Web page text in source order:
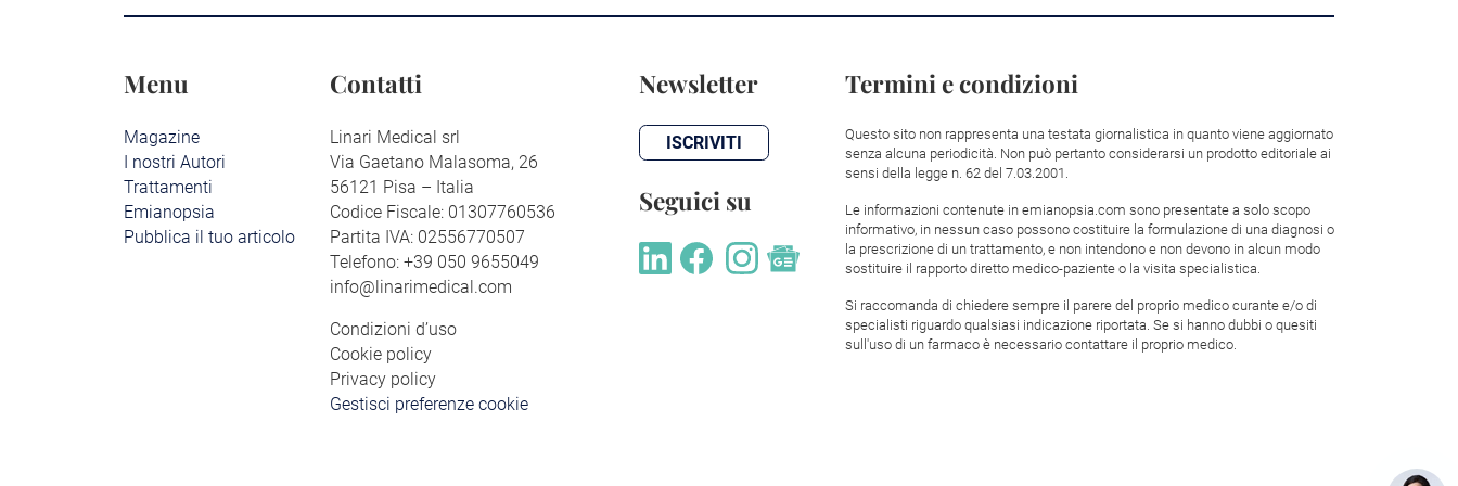
Menu
Magazine
I nostri Autori
Trattamenti
Emianopsia
Pubblica il tuo articolo
Contatti
Linari Medical srl
Via Gaetano Malasoma, 26
56121 Pisa – Italia
Codice Fiscale: 01307760536
Partita IVA: 02556770507
Telefono: +39 050 9655049
info@linarimedical.com
Condizioni d’uso
Cookie policy
Privacy policy
Gestisci preferenze cookie
Newsletter
ISCRIVITI
Seguici su
Termini e condizioni
Questo sito non rappresenta una testata giornalistica in quanto viene aggiornato
senza alcuna periodicità. Non può pertanto considerarsi un prodotto editoriale ai
sensi della legge n. 62 del 7.03.2001.
Le informazioni contenute in emianopsia.com sono presentate a solo scopo
informativo, in nessun caso possono costituire la formulazione di una diagnosi o
la prescrizione di un trattamento, e non intendono e non devono in alcun modo
sostituire il rapporto diretto medico-paziente o la visita specialistica.
Si raccomanda di chiedere sempre il parere del proprio medico curante e/o di
specialisti riguardo qualsiasi indicazione riportata. Se si hanno dubbi o quesiti
sull'uso di un farmaco è necessario contattare il proprio medico.